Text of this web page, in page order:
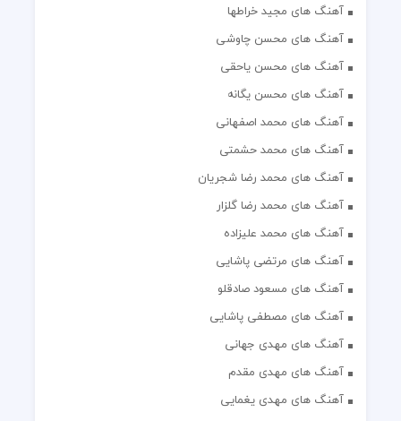
آهنگ های مجید خراطها
آهنگ های محسن چاوشی
آهنگ های محسن یاحقی
آهنگ های محسن یگانه
آهنگ های محمد اصفهانی
آهنگ های محمد حشمتی
آهنگ های محمد رضا شجریان
آهنگ های محمد رضا گلزار
آهنگ های محمد علیزاده
آهنگ های مرتضی پاشایی
آهنگ های مسعود صادقلو
آهنگ های مصطفی پاشایی
آهنگ های مهدی جهانی
آهنگ های مهدی مقدم
آهنگ های مهدی یغمایی